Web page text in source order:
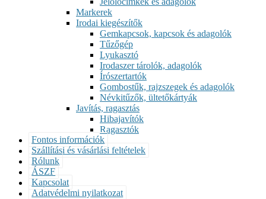
Markerek
Irodai kiegészítők
Gemkapcsok, kapcsok és adagolók
Tűzőgép
Lyukasztó
Irodaszer tárolók, adagolók
Írószertartók
Gombostűk, rajzszegek és adagolók
Névkitűzők, ültetőkártyák
Javítás, ragasztás
Hibajavítók
Ragasztók
Fontos információk
Szállítási és vásárlási feltételek
Rólunk
ÁSZF
Kapcsolat
Adatvédelmi nyilatkozat